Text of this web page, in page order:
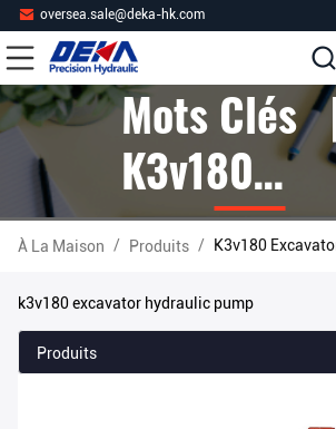
oversea.sale@deka-hk.com
Mots Clés
K3v180
Excavator
Hydraulic
Pump ]
À La Maison / Produits / K3v180
k3v180 excavator hydraulic pump
Produits